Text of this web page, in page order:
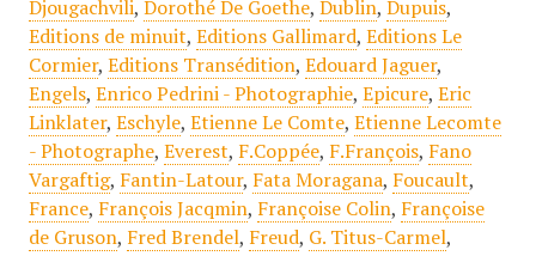
Djougachvili, Dorothé De Goethe, Dublin, Dupuis,
Editions de minuit, Editions Gallimard, Editions Le
Cormier, Editions Transédition, Edouard Jaguer,
Engels, Enrico Pedrini - Photographie, Epicure, Eric
Linklater, Eschyle, Etienne Le Comte, Etienne Lecomte
- Photographe, Everest, F.Coppée, F.François, Fano
Vargaftig, Fantin-Latour, Fata Moragana, Foucault,
France, François Jacqmin, Françoise Colin, Françoise
de Gruson, Fred Brendel, Freud, G. Titus-Carmel,